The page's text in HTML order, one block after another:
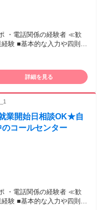
電話関係の経験者 ≪歓
験 ■基本的な入力や四則計
詳細を見る
業開始日相談OK★自
コールセンター
電話関係の経験者 ≪歓
験 ■基本的な入力や四則計